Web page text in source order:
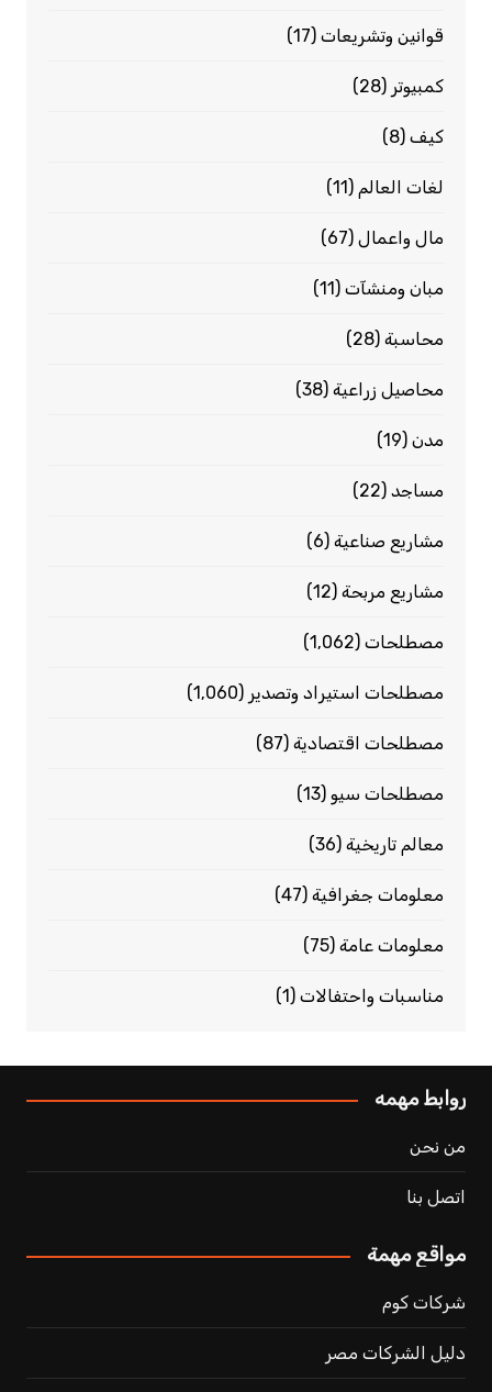
قوانين وتشريعات(17)
كمبيوتر (28)
كيف(8)
لغات العالم (11)
مال واعمال(67)
مبان ومنشآت(11)
محاسبة(28)
محاصيل زراعية(38)
مدن(19)
مساجد(22)
مشاريع صناعية(6)
مشاريع مربحة(12)
مصطلحات(1٬062)
مصطلحات استيراد وتصدير (1٬060)
مصطلحات اقتصادية(87)
مصطلحات سيو(13)
معالم تاريخية(36)
معلومات جغرافية(47)
معلومات عامة(75)
مناسبات واحتفالات(1)
روابط مهمه
من نحن
اتصل بنا
مواقع مهمة
شركات كوم
دليل الشركات مصر